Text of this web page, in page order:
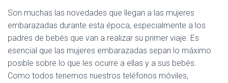
Son muchas las novedades que llegan a las mujeres
embarazadas durante esta época, especialmente a los
padres de bebés que van a realizar su primer viaje. Es
esencial que las mujeres embarazadas sepan lo máximo
posible sobre lo que les ocurre a ellas y a sus bebés.
Como todos tenemos nuestros teléfonos móviles,